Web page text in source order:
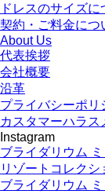
ドレスのサイズに
契約・ご料金につ
About Us
代表挨拶
会社概要
沿革
プライバシーポリ
カスタマーハラス
Instagram
ブライダリウム
リゾートコレク
ブライダリウム